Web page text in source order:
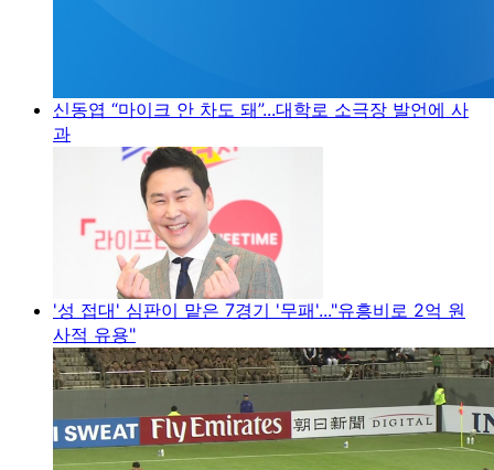
신동엽 “마이크 안 차도 돼”...대학로 소극장 발언에 사
과
'성 접대' 심판이 맡은 7경기 '무패'..."유흥비로 2억 원
사적 유용"